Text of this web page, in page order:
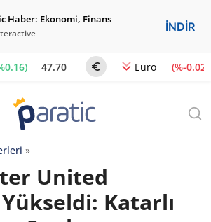
Haber: Ekonomi, Finans
İNDİR
47.70 Euro (%-0.02)
»
United
Katarlı